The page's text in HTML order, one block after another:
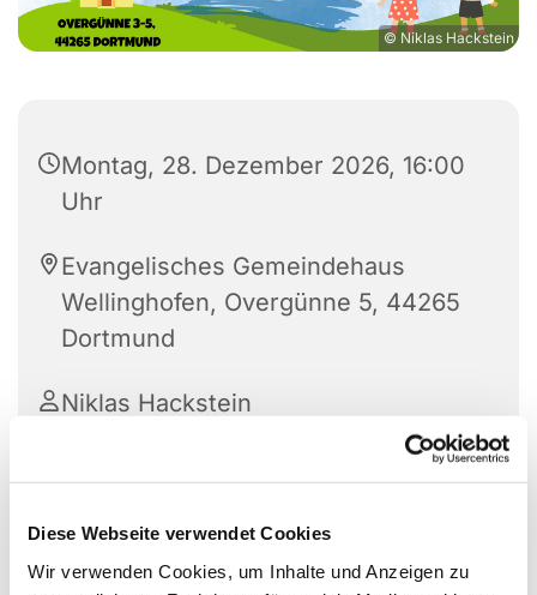
Diese Webseite verwendet Cookies
Wir verwenden Cookies, um Inhalte und Anzeigen zu
© Niklas Hackstein
Montag, 28. Dezember 2026, 16:00
Uhr
Evangelisches Gemeindehaus
Wellinghofen, Overgünne 5, 44265
Dortmund
Niklas Hackstein